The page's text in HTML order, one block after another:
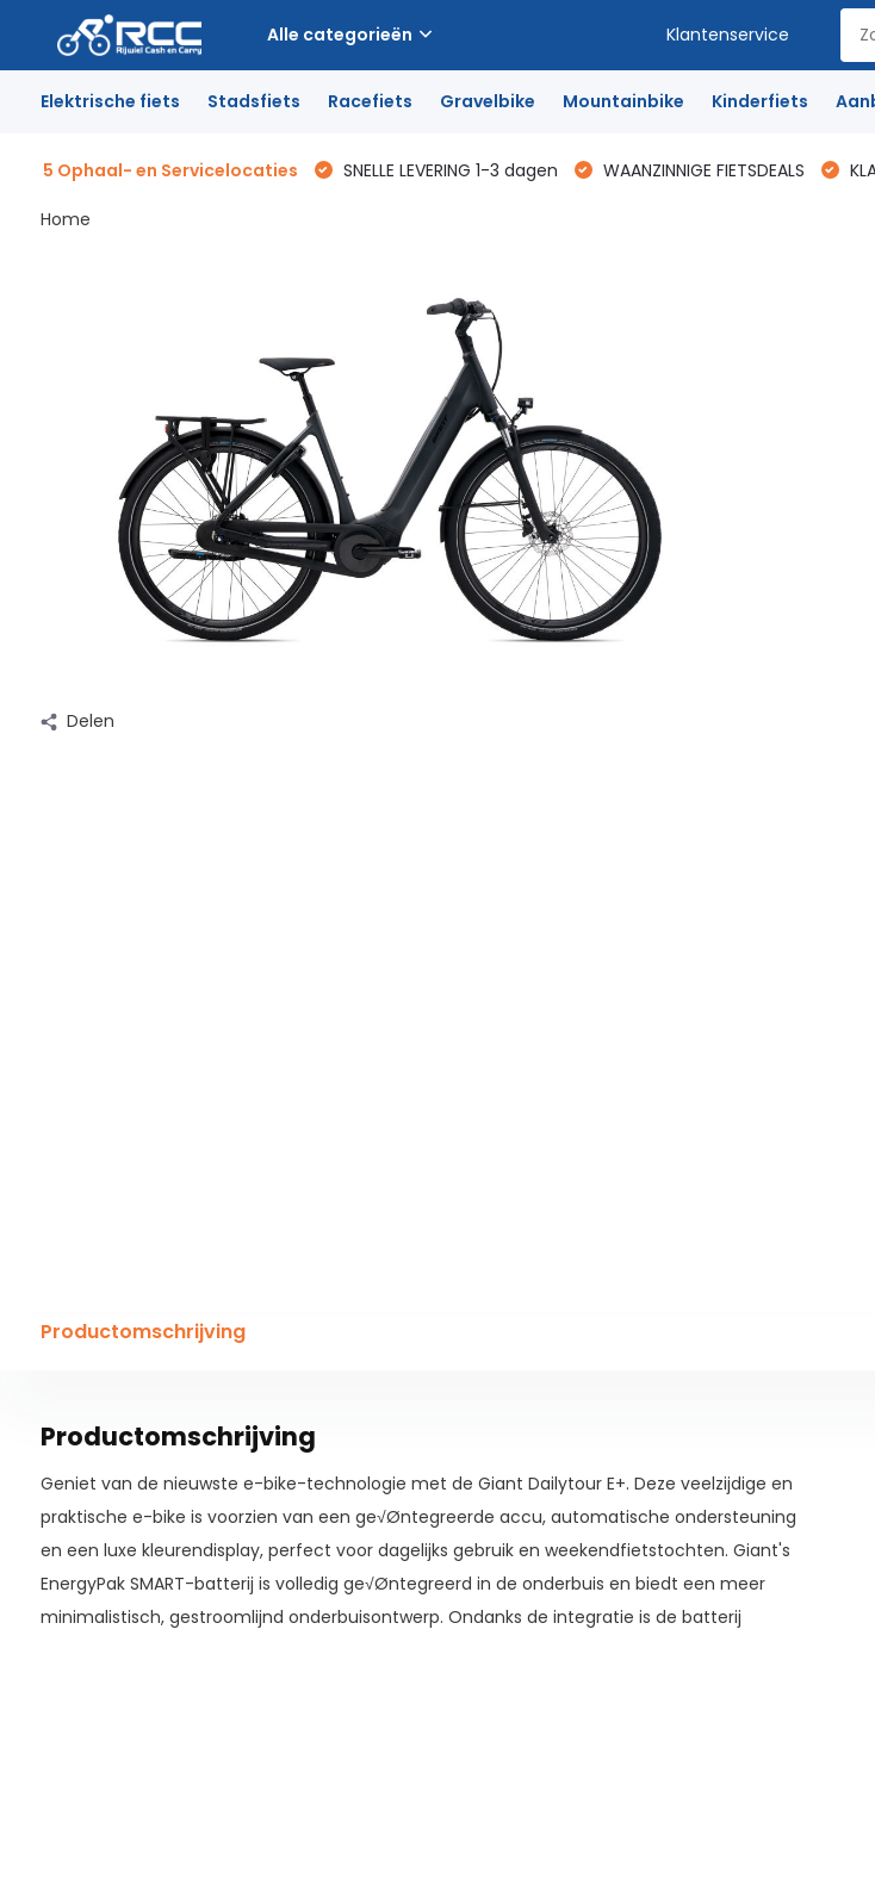
Alle categorieën Klantenservice
Elektrische fiets Stadsfiets Racefiets Gravelbike Mountainbike Kinderfiets
5 Ophaal- en Servicelocaties SNELLE LEVERING 1-3 dagen WAANZINNIGE FIETSDEALS
Home
Delen
Productomschrijving
Productomschrijving
Geniet van de nieuwste e-bike-technologie met de Giant Dailytour E+. Deze veelzijdige en
praktische e-bike is voorzien van een ge√Øntegreerde accu, automatische ondersteuning
en een luxe kleurendisplay, perfect voor dagelijks gebruik en weekendfietstochten. Giant's
EnergyPak SMART-batterij is volledig ge√Øntegreerd in de onderbuis en biedt een meer
minimalistisch, gestroomlijnd onderbuisontwerp. Ondanks de integratie is de batterij